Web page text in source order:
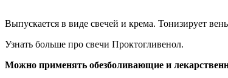
Выпускается в виде свечей и крема. Тонизирует
Узнать больше про свечи Проктогливенол.
Можно применять обезболивающие и